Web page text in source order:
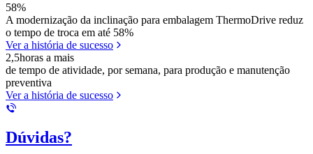
58%
A modernização da inclinação para embalagem ThermoDrive reduz
o tempo de troca em até 58%
Ver a história de sucesso
2,5horas a mais
de tempo de atividade, por semana, para produção e manutenção
preventiva
Ver a história de sucesso
Dúvidas?